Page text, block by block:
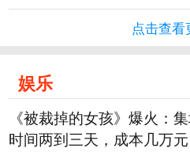
点击查看
娱乐
《被裁掉的女孩》爆火：
时间两到三天，成本几万元